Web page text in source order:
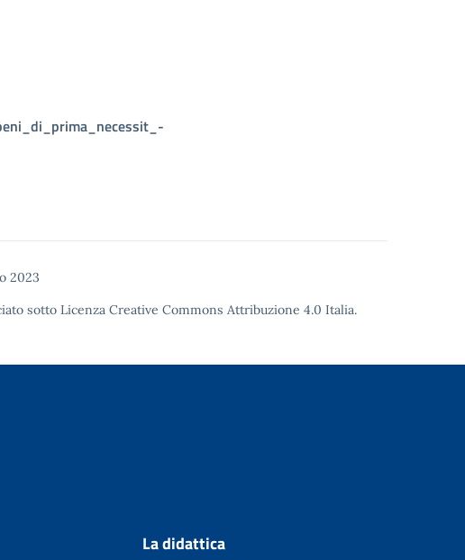
2023
sotto Licenza Creative Commons Attribuzione 4.0 Italia.
La didattica